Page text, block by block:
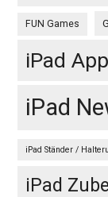
FUN Games
iPad
iPad
iPad Ständer /
iPad